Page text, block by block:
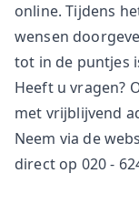
online. Tijdens
wensen
tot in de puntjes
Heeft u vragen?
met vrijblijvend
Neem via de
direct op 020 -